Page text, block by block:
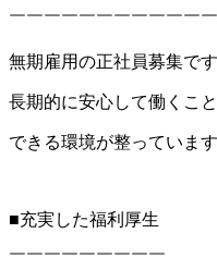
￣￣￣￣￣￣￣￣￣￣￣
無期雇用の正社員募集です
長期的に安心して働くこ
できる環境が整っています
■充実した福利厚生
￣￣￣￣￣￣￣￣￣